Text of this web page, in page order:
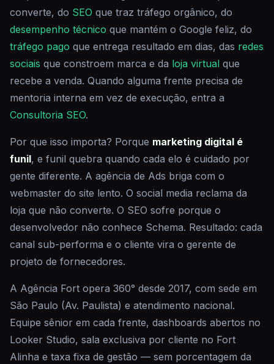
converte, do SEO que traz tráfego orgânico, do
desempenho técnico que mantém o Google feliz, do
tráfego pago que entrega resultado em dias, das redes
sociais que constroem marca e da loja virtual que
recebe a venda. Quando alguma frente precisa de
mentoria interna em vez de execução, entra a
Consultoria SEO.
Por que isso importa? Porque marketing digital é
funil, e funil quebra quando cada elo é cuidado por
gente diferente. A agência de Ads briga com o
webmaster do site lento. O social media reclama da
loja que não converte. O SEO sofre porque o
desenvolvedor não conhece Schema. Resultado: cada
canal sub-performa e o cliente vira o gerente de
projeto de fornecedores.
A Agência Fort opera 360° desde 2017, com sede em
São Paulo (Av. Paulista) e atendimento nacional.
Equipe sênior em cada frente, dashboards abertos no
Looker Studio, sala exclusiva por cliente no Fort
Alinha e taxa fixa de gestão — sem porcentagem da